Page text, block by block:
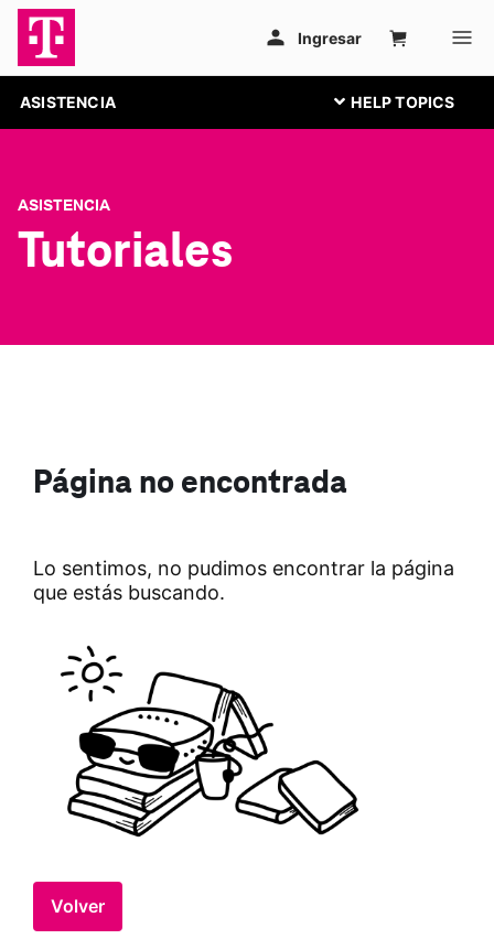
ASISTENCIA
ASISTENCIA
Tutoriales